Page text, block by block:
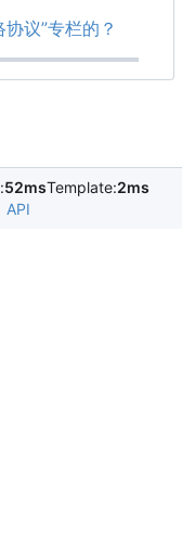
议”专栏的？
52msTemplate:2ms
API